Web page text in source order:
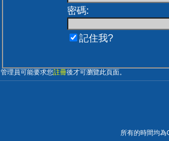
密碼:
記住我?
管理員可能要求您註冊後才可瀏覽此頁面。
所有的時間均為